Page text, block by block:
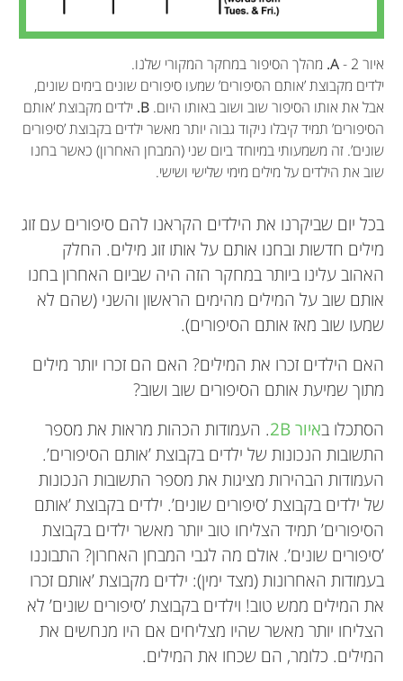
Zoe M. Flack
בהתחלה עבדתי בבנק, אבל תמיד רציתי לעשות משהו
מלהיב יותר, משהו שימושי. כששתי הבנות שלי התחילו
ללמוד בבית ספר התחלתי ללמוד פסיכולוגיה. כעת אני
זוכה לבלות כל יום במחשבה על דרכים שונות לגלות
דברים שמסייעים לילדים ללמוד. איזו עבודה נפלאה יש
לי!
Jessica S. Horst
אני אמריקאית שֶׁחַיָּה באנגליה. התחלתי לכתוב את
ולכתוב, אולם העניין שלי גדל כשעברתי לגרמניה
כשהייתי בת 14. לא דיברתי גרמנית כלל באותו הזמן, כך
ששמתי לב לכל מילה חדשה שלמדתי. כיום אני
פרופסורית שחוקרת למידת מילים אצל ילדים. כשאני
לא בעבודה אני נהנית לשחק משחקי קופסה עם הבן
שלי, ולהקריא לו את אותם הסיפורים שוב ושוב!
*
jessica@sussex.ac.uk
גיל: 14–15
אנחנו כיתה שנייה בבית ספר בנאפולי, איטליה. בית
הספר שלנו מכוּון למקצועות טכניים ומדעיים שעבורם
השפה האנגלית היא, כמובן, בעלת ערך רב.
איור 2 - A. מהלך הסיפור במחקר המקורי שלנו.
ילדים מקבוצת ’אותם הסיפורים’ שמעו סיפורים שונים בימים שונים,
אבל את אותו הסיפור שוב ושוב באותו היום. B. ילדים מקבוצת ’אותם
הסיפורים’ תמיד קיבלו ניקוד גבוה יותר מאשר ילדים בקבוצת ’סיפורים
שונים’. זה משמעותי במיוחד ביום שני (המבחן האחרון) כאשר בחנו
שוב את הילדים על מילים מימי שלישי ושישי.
בכל יום שביקרנו את הילדים הקראנו להם סיפורים עם זוג
מילים חדשות ובחנו אותם על אותו זוג מילים. החלק
האהוב עלינו ביותר במחקר הזה היה שביום האחרון בחנו
אותם שוב על המילים מהימים הראשון והשני (שהם לא
שמעו שוב מאז אותם הסיפורים).
האם הילדים זכרו את המילים? האם הם זכרו יותר מילים
מתוך שמיעת אותם הסיפורים שוב ושוב?
הסתכלו באיור 2B. העמודות הכהות מראות את מספר
התשובות הנכונות של ילדים בקבוצת ’אותם הסיפורים’.
העמודות הבהירות מציגות את מספר התשובות הנכונות
של ילדים בקבוצת ’סיפורים שונים’. ילדים בקבוצת ’אותם
הסיפורים’ תמיד הצליחו טוב יותר מאשר ילדים בקבוצת
’סיפורים שונים’. אולם מה לגבי המבחן האחרון? התבוננו
בעמודות האחרונות (מצד ימין): ילדים מקבוצת ’אותם זכרו
את המילים ממש טוב! וילדים בקבוצת ’סיפורים שונים’ לא
הצליחו יותר מאשר שהיו מצליחים אם היו מנחשים את
המילים. כלומר, הם שכחו את המילים.